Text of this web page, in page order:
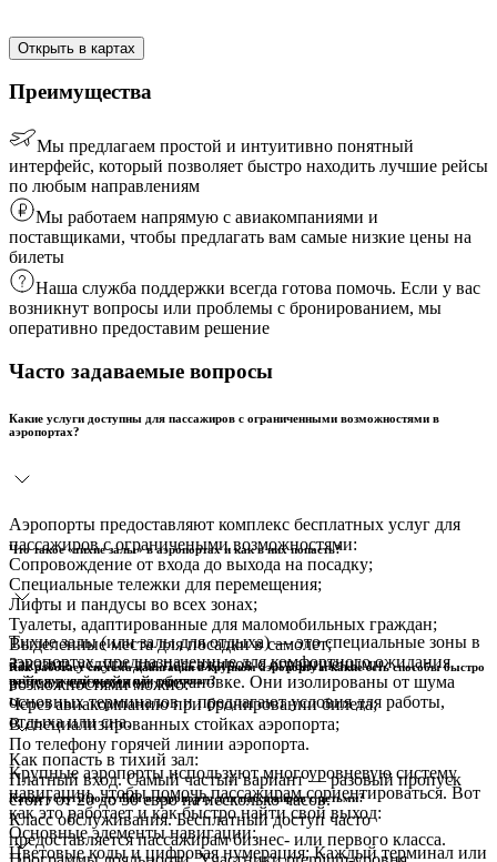
Открыть в картах
Преимущества
Мы предлагаем простой и интуитивно понятный
интерфейс, который позволяет быстро находить лучшие рейсы
по любым направлениям
Мы работаем напрямую с авиакомпаниями и
поставщиками, чтобы предлагать вам самые низкие цены на
билеты
Наша служба поддержки всегда готова помочь. Если у вас
возникнут вопросы или проблемы с бронированием, мы
оперативно предоставим решение
Часто задаваемые вопросы
Какие услуги доступны для пассажиров с ограниченными возможностями в
аэропортах?
Аэропорты предоставляют комплекс бесплатных услуг для
пассажиров с ограничеными возможностями:
Сопровождение от входа до выхода на посадку;
Специальные тележки для перемещения;
Лифты и пандусы во всех зонах;
Туалеты, адаптированные для маломобильных граждан;
Выделенные места для посадки в самолет;
Заказать услуги для пассажиров с ограничеными
возможностями можно:
Через авиакомпанию при бронировании билета;
В специализированных стойках аэропорта;
По телефону горячей линии аэропорта.
Что такое «тихие залы» в аэропортах и как в них попасть?
Тихие залы (или залы для отдыха) — это специальные зоны в
аэропортах, предназначенные для комфортного ожидания
рейса в спокойной обстановке. Они изолированы от шума
основных терминалов и предлагают условия для работы,
отдыха или сна.
Как попасть в тихий зал:
Платный вход. Самый частый вариант — разовый пропуск
стоит от 20 до 50 евро на несколько часов.
Класс обслуживания. Бесплатный доступ часто
предоставляется пассажирам бизнес- или первого класса.
Как работает система навигации в крупном аэропорту и какие есть способы быстро
найти нужный выход или терминал?
Крупные аэропорты используют многоуровневую систему
навигации, чтобы помочь пассажирам сориентироваться. Вот
как это работает и как быстро найти свой выход:
Основные элементы навигации:
Цветовые коды и цифровая нумерация: Каждый терминал или
Какие услуги доступны в аэропорту для пассажиров с детьми?